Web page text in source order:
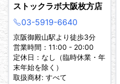
ストックラボ大阪枚方店
03-5919-6640
京阪御殿山駅より徒歩3分
営業時間：11:00 - 20:00
定休日：なし（臨時休業・年
末年始を除く）
取扱商材: すべて